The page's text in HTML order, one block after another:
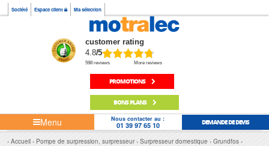
Société Espace client Ma sélection
customer rating
4.8/5
598 reviews More reviews
PROMOTIONS
BONS PLANS
Menu Nous contacter au :
01 39 97 65 10 DEMANDE DE DEVIS
Accueil Pompe de surpression, surpresseur Surpresseur domestique
Grundfos